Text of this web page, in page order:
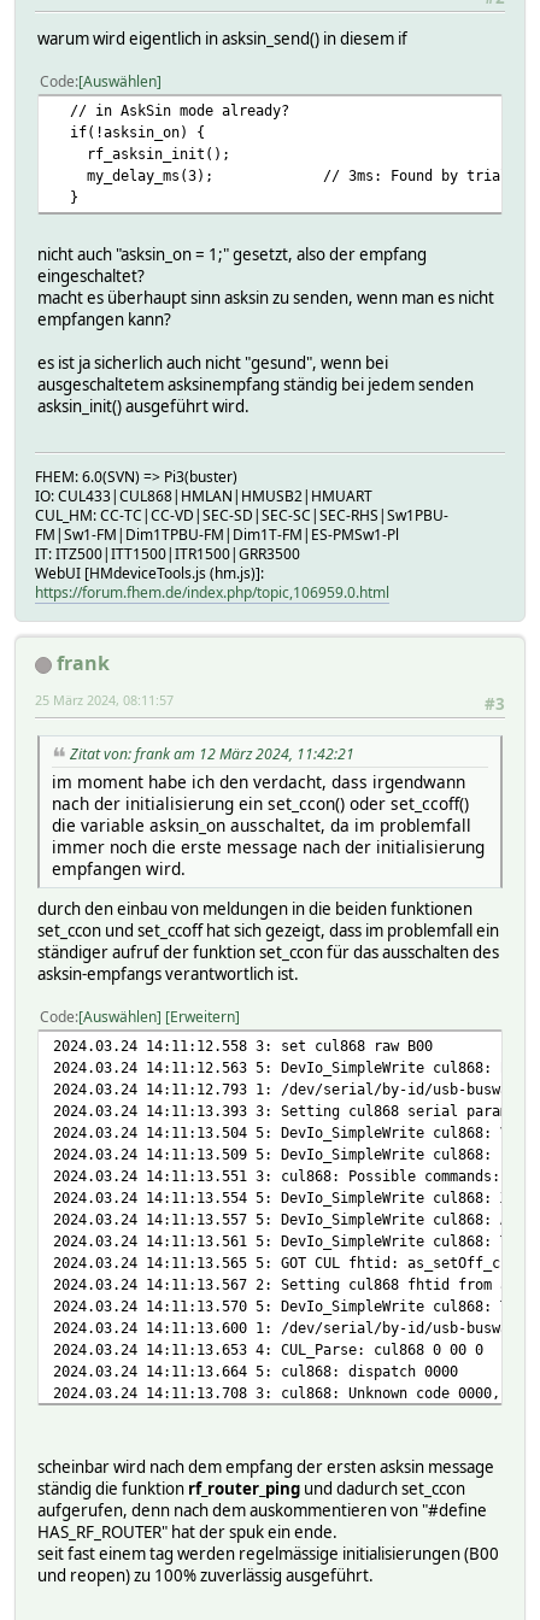
warum wird eigentlich in asksin_send() in diesem if
Code Auswählen
// in AskSin mode already?
if(!asksin_on) {
rf_asksin_init();
my_delay_ms(3); // 3ms: Found by trial and
}
nicht auch "asksin_on = 1;" gesetzt, also der empfang
eingeschaltet?
macht es überhaupt sinn asksin zu senden, wenn man es nicht
empfangen kann?
es ist ja sicherlich auch nicht "gesund", wenn bei
ausgeschaltetem asksinempfang ständig bei jedem senden
asksin_init() ausgeführt wird.
FHEM: 6.0(SVN) => Pi3(buster)
IO: CUL433|CUL868|HMLAN|HMUSB2|HMUART
CUL_HM: CC-TC|CC-VD|SEC-SD|SEC-SC|SEC-RHS|Sw1PBU-
FM|Sw1-FM|Dim1TPBU-FM|Dim1T-FM|ES-PMSw1-Pl
IT: ITZ500|ITT1500|ITR1500|GRR3500
WebUI [HMdeviceTools.js (hm.js)]:
https://forum.fhem.de/index.php/topic,106959.0.html
frank
#3
25 März 2024, 08:11:57
Zitat von: frank am 12 März 2024, 11:42:21
im moment habe ich den verdacht, dass irgendwann
nach der initialisierung ein set_ccon() oder set_ccoff()
die variable asksin_on ausschaltet, da im problemfall
immer noch die erste message nach der initialisierung
empfangen wird.
durch den einbau von meldungen in die beiden funktionen
set_ccon und set_ccoff hat sich gezeigt, dass im problemfall ein
ständiger aufruf der funktion set_ccon für das ausschalten des
asksin-empfangs verantwortlich ist.
Code Auswählen Erweitern
2024.03.24 14:11:12.558 3: set cul868 raw B00
2024.03.24 14:11:12.563 5: DevIo_SimpleWrite cul868: B00
2024.03.24 14:11:12.793 1: /dev/serial/by-id/usb-
2024.03.24 14:11:13.393 3: Setting cul868 serial
2024.03.24 14:11:13.504 5: DevIo_SimpleWrite cul868: V
2024.03.24 14:11:13.509 5: DevIo_SimpleWrite cul868: ?
2024.03.24 14:11:13.551 3: cul868: Possible commands:
2024.03.24 14:11:13.554 5: DevIo_SimpleWrite cul868: X21
2024.03.24 14:11:13.557 5: DevIo_SimpleWrite cul868: Ar
2024.03.24 14:11:13.561 5: DevIo_SimpleWrite cul868: T01
2024.03.24 14:11:13.565 5: GOT CUL fhtid: as_setOff_ccon
2024.03.24 14:11:13.567 2: Setting cul868 fhtid from
2024.03.24 14:11:13.570 5: DevIo_SimpleWrite cul868:
2024.03.24 14:11:13.600 1: /dev/serial/by-id/usb-
2024.03.24 14:11:13.653 4: CUL_Parse: cul868 0 00 0
2024.03.24 14:11:13.664 5: cul868: dispatch 0000
2024.03.24 14:11:13.708 3: cul868: Unknown code 0000,
2024.03.24 14:11:18.291 5: cul868 sending
2024.03.24 14:11:18.295 5: DevIo_SimpleWrite cul868:
2024.03.24 14:11:18.350 0: HMLAN_Parse: hmlan1
2024.03.24 14:11:18.360 0: HMUARTLGW hmuart1 recv: 01 05
2024.03.24 14:11:18.460 4: CUL_Parse: cul868 A 0E A8 8202
2024.03.24 14:11:18.463 5: cul868: dispatch
scheinbar wird nach dem empfang der ersten asksin message
ständig die funktion rf_router_ping und dadurch set_ccon
aufgerufen, denn nach dem auskommentieren von "#define
HAS_RF_ROUTER" hat der spuk ein ende.
seit fast einem tag werden regelmässige initialisierungen (B00
und reopen) zu 100% zuverlässig ausgeführt.